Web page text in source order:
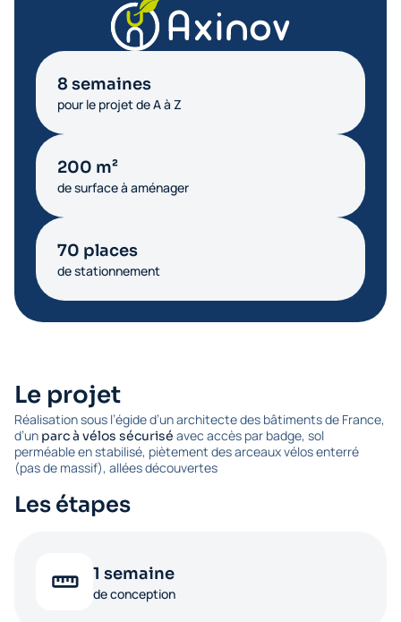
8 semaines
pour le projet de A à Z
200 m²
de surface à aménager
70 places
de stationnement
Le projet
Réalisation sous l’égide d’un architecte des bâtiments de France,
d’un parc à vélos sécurisé avec accès par badge, sol
perméable en stabilisé, piètement des arceaux vélos enterré
(pas de massif), allées découvertes
Les étapes
1 semaine
de conception